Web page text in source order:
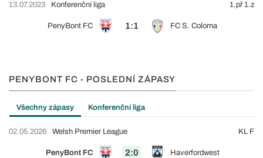
13.07.2023
PenyBont FC 1:1 FC S. Coloma
Konferenční liga 1.př 1.z
PENYBONT FC - POSLEDNÍ ZÁPASY
Všechny zápasy Konferenční liga
02.05.2026
PenyBont FC 2:0 Haverfordwest
Welsh Premier League KL F